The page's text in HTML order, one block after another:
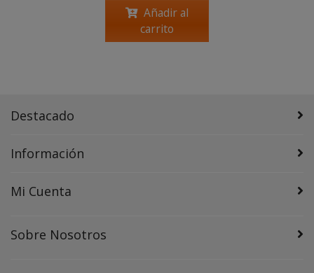
Añadir al
carrito
Destacado
Información
Mi Cuenta
Sobre Nosotros